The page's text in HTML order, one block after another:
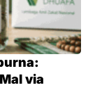
via